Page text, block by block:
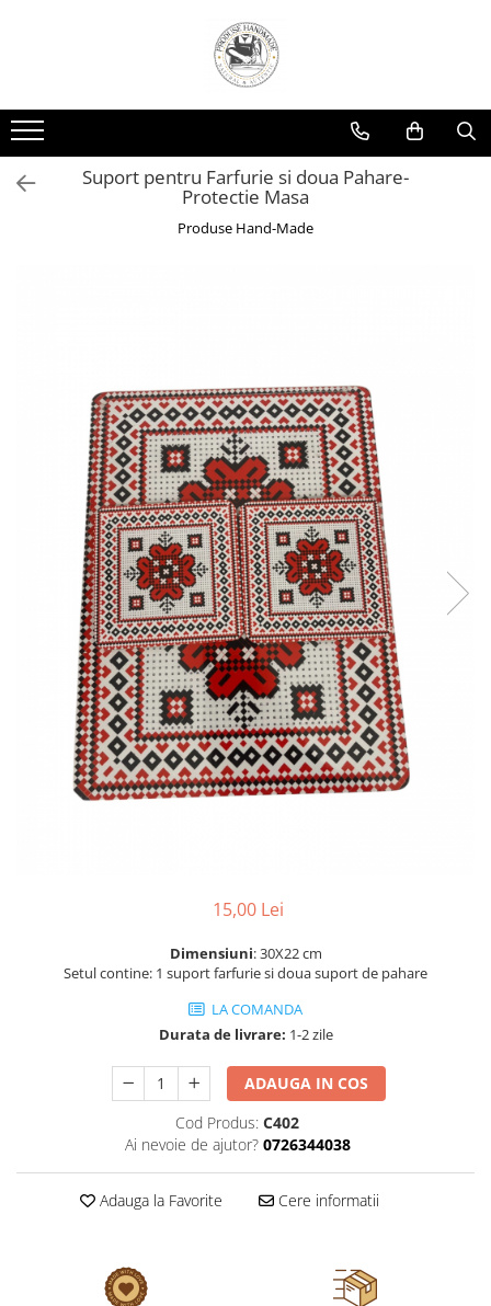
Suport pentru Farfurie si doua Pahare-
Protectie Masa
Produse Hand-Made
15,00 Lei
Dimensiuni: 30X22 cm
Setul contine: 1 suport farfurie si doua suport de pahare
LA COMANDA
Durata de livrare: 1-2 zile
ADAUGA IN COS
Cod Produs: C402
Ai nevoie de ajutor? 0726344038
Adauga la Favorite Cere informatii